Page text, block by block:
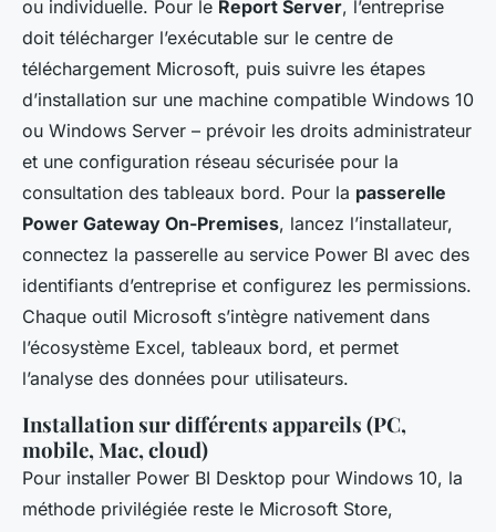
ou individuelle. Pour le Report Server, l’entreprise
doit télécharger l’exécutable sur le centre de
téléchargement Microsoft, puis suivre les étapes
d’installation sur une machine compatible Windows 10
ou Windows Server – prévoir les droits administrateur
et une configuration réseau sécurisée pour la
consultation des tableaux bord. Pour la passerelle
Power Gateway On-Premises, lancez l’installateur,
connectez la passerelle au service Power BI avec des
identifiants d’entreprise et configurez les permissions.
Chaque outil Microsoft s’intègre nativement dans
l’écosystème Excel, tableaux bord, et permet
l’analyse des données pour utilisateurs.
Installation sur différents appareils (PC,
mobile, Mac, cloud)
Pour installer Power BI Desktop pour Windows 10, la
méthode privilégiée reste le Microsoft Store,